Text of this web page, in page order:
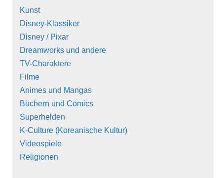
Kunst
Disney-Klassiker
Disney / Pixar
Dreamworks und andere
TV-Charaktere
Filme
Animes und Mangas
Büchern und Comics
Superhelden
K-Culture (Koreanische Kultur)
Videospiele
Religionen